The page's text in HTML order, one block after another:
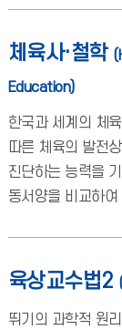
체육사·철학
Education)
한국과 세계의 체
따른 체육의 발전
진단하는 능력을
동서양을 비교하
육상교수법2
뛰기의 과학적 원